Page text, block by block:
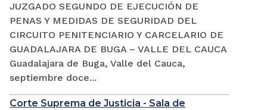
JUZGADO SEGUNDO DE EJECUCIÓN DE
PENAS Y MEDIDAS DE SEGURIDAD DEL
CIRCUITO PENITENCIARIO Y CARCELARIO DE
GUADALAJARA DE BUGA – VALLE DEL CAUCA
Guadalajara de Buga, Valle del Cauca,
septiembre doce...
Corte Suprema de Justicia - Sala de